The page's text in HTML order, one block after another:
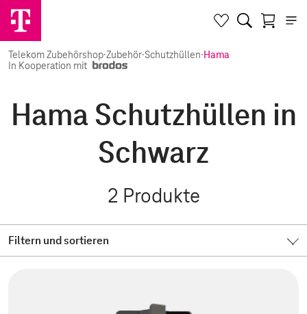
Telekom Zubehörshop·Zubehör·Schutzhüllen·Hama
In Kooperation mit
Hama Schutzhüllen in
Schwarz
2 Produkte
Filtern und sortieren